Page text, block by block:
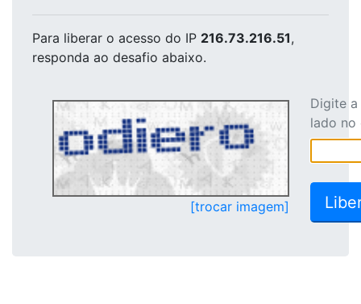
Para liberar o acesso do IP 216.73.216.51,
responda ao desafio abaixo.
[trocar imagem]
Digite
lado no